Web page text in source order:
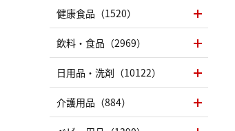
健康食品（1520）
飲料・食品（2969）
日用品・洗剤（10122）
介護用品（884）